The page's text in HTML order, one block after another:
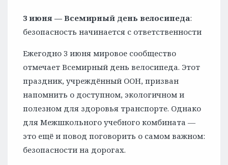
3 июня — Всемирный день велосипеда:
безопасность начинается с ответственности
Ежегодно 3 июня мировое сообщество
отмечает Всемирный день велосипеда. Этот
праздник, учреждённый ООН, призван
напомнить о доступном, экологичном и
полезном для здоровья транспорте. Однако
для Межшкольного учебного комбината —
это ещё и повод поговорить о самом важном:
безопасности на дорогах.